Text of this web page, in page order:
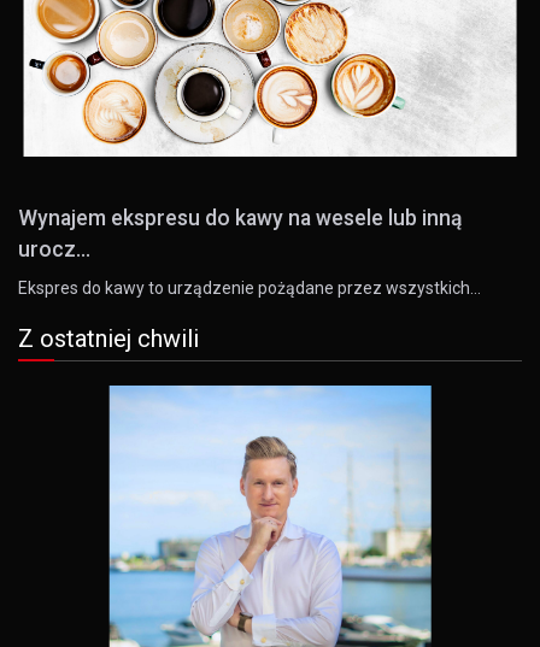
Wynajem ekspresu do kawy na wesele lub inną
urocz...
Ekspres do kawy to urządzenie pożądane przez wszystkich…
Z ostatniej chwili